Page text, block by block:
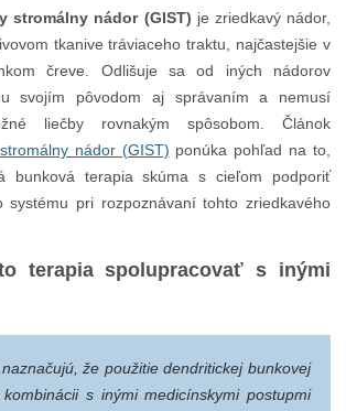
stromálny nádor (GIST) je zriedkavý nádor,
tkanive tráviaceho traktu, najčastejšie v
čreve. Odlišuje sa od iných nádorov
svojím pôvodom aj správaním a nemusí
liečby rovnakým spôsobom. Článok
nádor (GIST) ponúka pohľad na to,
bunková terapia skúma s cieľom podporiť
systému pri rozpoznávaní tohto zriedkavého
terapia spolupracovať s inými
že použitie dendritickej bunkovej
s inými medicínskymi postupmi